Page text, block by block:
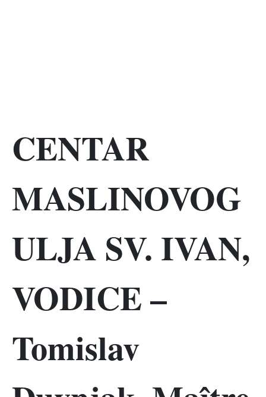
CENTAR
MASLINOVOG
ULJA SV. IVAN,
VODICE –
Tomislav